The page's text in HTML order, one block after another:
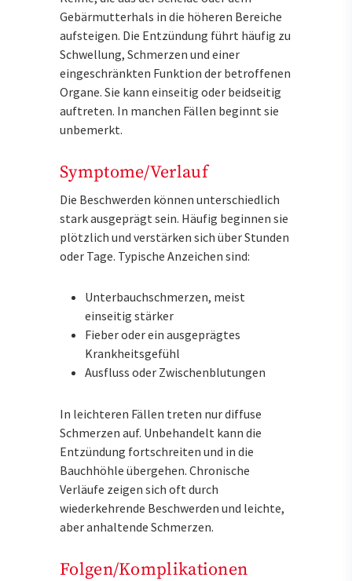
Gebärmutterhals in die höheren Bereiche
aufsteigen. Die Entzündung führt häufig zu
Schwellung, Schmerzen und einer
eingeschränkten Funktion der betroffenen
Organe. Sie kann einseitig oder beidseitig
auftreten. In manchen Fällen beginnt sie
unbemerkt.
Symptome/Verlauf
Die Beschwerden können unterschiedlich
stark ausgeprägt sein. Häufig beginnen sie
plötzlich und verstärken sich über Stunden
oder Tage. Typische Anzeichen sind:
Unterbauchschmerzen, meist
einseitig stärker
Fieber oder ein ausgeprägtes
Krankheitsgefühl
Ausfluss oder Zwischenblutungen
In leichteren Fällen treten nur diffuse
Schmerzen auf. Unbehandelt kann die
Entzündung fortschreiten und in die
Bauchhöhle übergehen. Chronische
Verläufe zeigen sich oft durch
wiederkehrende Beschwerden und leichte,
aber anhaltende Schmerzen.
Folgen/Komplikationen